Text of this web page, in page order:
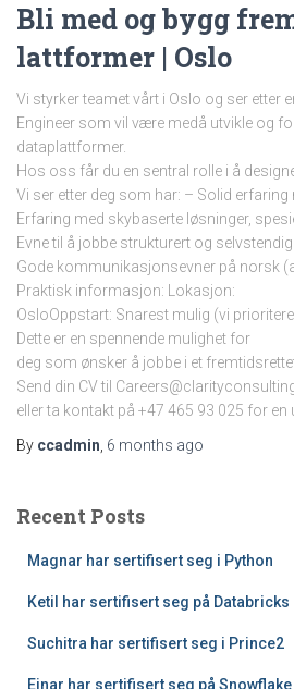
Bli med og bygg
lattformer | Oslo
Vi styrker teamet vårt i Oslo og ser etter
Engineer som vil være medå utvikle og
dataplattformer.
Hos oss får du en sentral rolle i å
Vi ser etter deg som har: – Solid erfaring
Erfaring med skybaserte løsninger,
Evne til å jobbe strukturert og
Gode kommunikasjonsevner på norsk
Praktisk informasjon: Lokasjon:
OsloOppstart: Snarest mulig (vi
Dette er en spennende mulighet for
deg som ønsker å jobbe i et
Send din CV til
eller ta kontakt på +47 465 93 025 for en
By ccadmin 6 months ago
Recent Posts
Magnar har sertifisert seg i Python
Ketil har sertifisert seg på Databricks
Suchitra har sertifisert seg i Prince2
Einar har sertifisert seg på